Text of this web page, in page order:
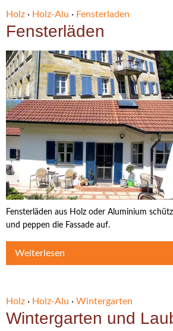
Holz · Holz-Alu · Fensterladen
Fensterläden
Fensterläden aus Holz oder Aluminium
und peppen die Fassade auf.
Weiterlesen
Holz · Holz-Alu · Wintergarten
Wintergarten und